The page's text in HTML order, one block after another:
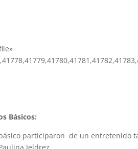
Básicos:
participaron de un entretenido